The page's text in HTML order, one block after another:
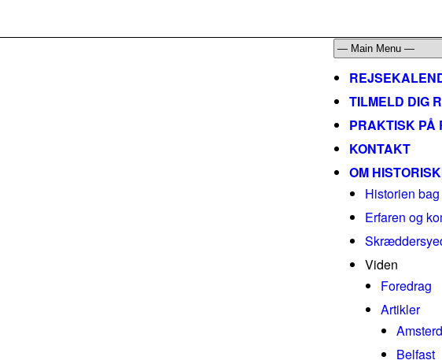
TILMELD DIG
PRAKTISK PÅ
KONTAKT
OM
Historien
Erfaren og
Viden
Foredrag
Artikler
Belfast